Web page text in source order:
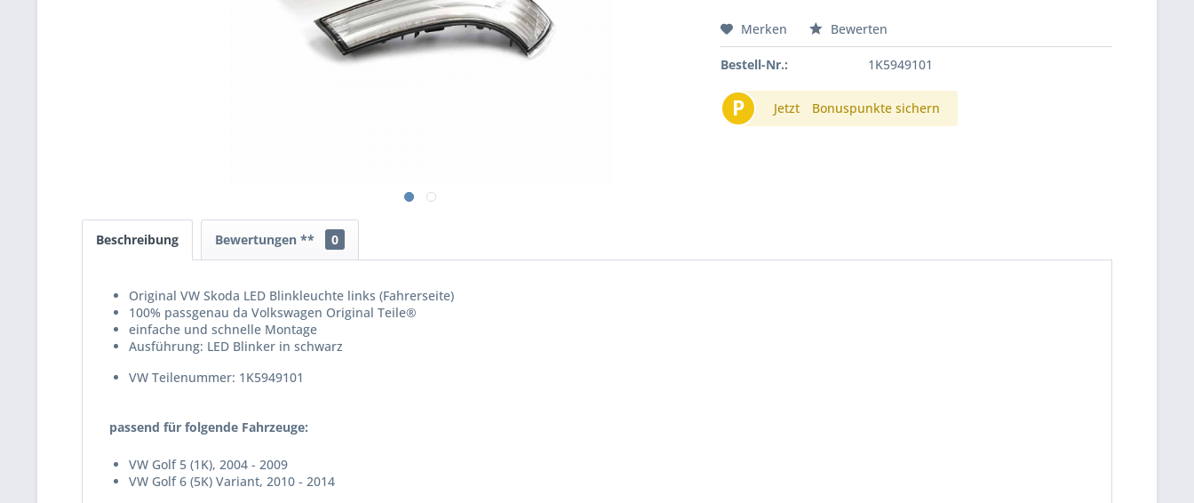
Merken Bewerten
Bestell-Nr.: 1K5949101
P Jetzt Bonuspunkte sichern
Beschreibung Bewertungen ** 0
Original VW Skoda LED Blinkleuchte links (Fahrerseite)
100% passgenau da Volkswagen Original Teile®
einfache und schnelle Montage
Ausführung: LED Blinker in schwarz
VW Teilenummer: 1K5949101
passend für folgende Fahrzeuge:
VW Golf 5 (1K), 2004 - 2009
VW Golf 6 (5K) Variant, 2010 - 2014